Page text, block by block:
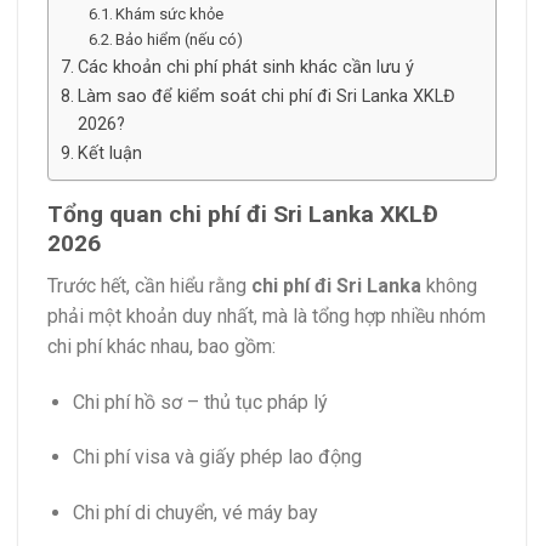
Khám sức khỏe
Bảo hiểm (nếu có)
Các khoản chi phí phát sinh khác cần lưu ý
Làm sao để kiểm soát chi phí đi Sri Lanka XKLĐ
2026?
Kết luận
Tổng quan chi phí đi Sri Lanka XKLĐ
2026
Trước hết, cần hiểu rằng chi phí đi Sri Lanka không
phải một khoản duy nhất, mà là tổng hợp nhiều nhóm
chi phí khác nhau, bao gồm:
Chi phí hồ sơ – thủ tục pháp lý
Chi phí visa và giấy phép lao động
Chi phí di chuyển, vé máy bay